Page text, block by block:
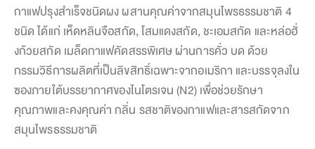
กาแฟปรุงสำเร็จชนิดผง ผสานคุณค่าจากสมุนไพรธรรมชาติ 4
ชนิด ได้แก่ เห็ดหลินจือสกัด, โสมแดงสกัด, ชะเอมสกัด และหล่อฮั่
งก้วยสกัด เมล็ดกาแฟคัดสรรพิเศษ ผ่านการคั่ว บด ด้วย
กรรมวิธีการผลิตที่เป็นลิขสิทธิ์เฉพาะจากอเมริกา และบรรจุลงใน
ซองภายใต้บรรยากาศของไนโตรเจน (N2) เพื่อช่วยรักษา
คุณภาพและคงคุณค่า กลิ่น รสชาติของกาแฟและสารสกัดจาก
สมุนไพรธรรมชาติ